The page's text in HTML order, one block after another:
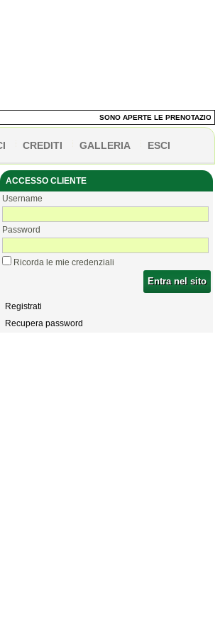
SONO APERTE LE PRENOTAZIONI
CREDITI GALLERIA ESCI
ACCESSO CLIENTE
Username
Password
Ricorda le mie credenziali
Entra nel sito
Registrati
Recupera password